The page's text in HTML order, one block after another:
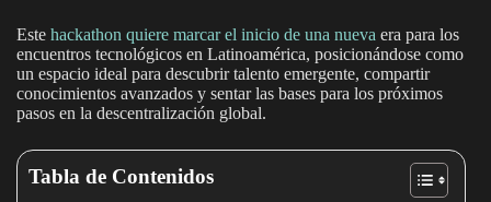
Este hackathon quiere marcar el inicio de una nueva era para los
encuentros tecnológicos en Latinoamérica, posicionándose como
un espacio ideal para descubrir talento emergente, compartir
conocimientos avanzados y sentar las bases para los próximos
pasos en la descentralización global.
Tabla de Contenidos